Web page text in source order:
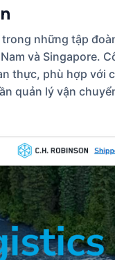
trong những tập
và Singapore.
thực, phù hợp với
quản lý vận